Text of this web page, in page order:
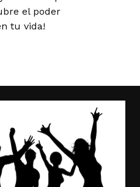
el poder
tu vida!